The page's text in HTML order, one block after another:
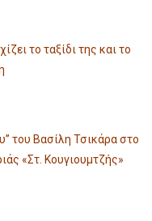
το ταξίδι της και το
του Βασίλη Τσικάρα στο
«Στ. Κουγιουμτζής»